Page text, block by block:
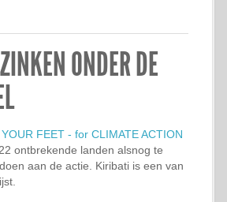
ONDER DE
FEET - for CLIMATE ACTION
ontbrekende landen alsnog te
aan de actie. Kiribati is een van